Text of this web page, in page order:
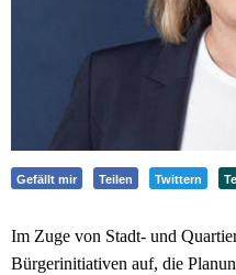
Gefällt mir Teilen Twittern
Im Zuge von Stadt- und
Bürgerinitiativen auf, die